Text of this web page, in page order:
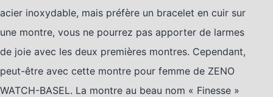
acier inoxydable, mais préfère un bracelet en cuir sur
une montre, vous ne pourrez pas apporter de larmes
de joie avec les deux premières montres. Cependant,
peut-être avec cette montre pour femme de ZENO
WATCH-BASEL. La montre au beau nom « Finesse »